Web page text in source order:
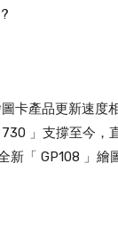
卡產品更新速度
」支撐至今，
「 GP108 」繪